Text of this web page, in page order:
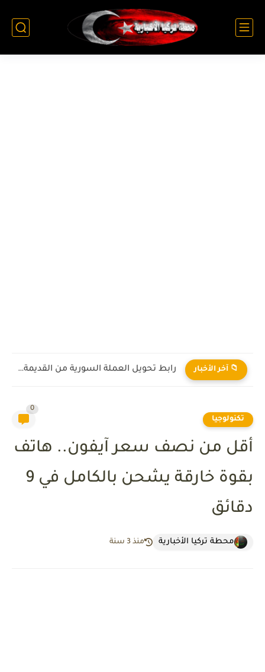
📁 آخر الأخبار رابط تحويل العملة السورية من القديمة إلى الجديدة 2026
تكنولوجيا
0
أقل من نصف سعر آيفون.. هاتف
بقوة خارقة يشحن بالكامل في 9
دقائق
محطة تركيا الأخبارية منذ 3 سنة